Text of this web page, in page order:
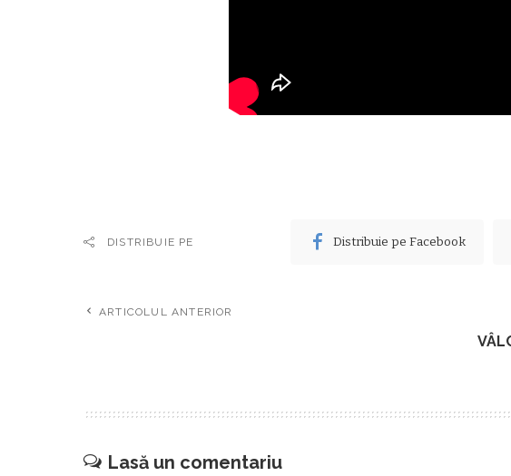
DISTRIBUIE PE Distribuie pe Facebook
ARTICOLUL ANTERIOR
Lasă un comentariu